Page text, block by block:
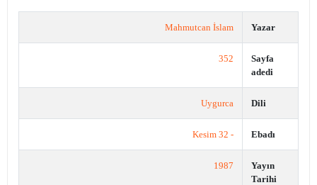
Yazar
Mahmutcan İslam
Sayfa
adedi
352
Dili
Uygurca
Ebadı
- 32 Kesim
Yayın
Tarihi
1987